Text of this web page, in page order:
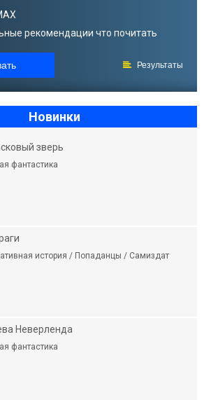
рекомендации что почитать
Результаты
Новинки
зверь
фантастика
история / Попаданцы / Самиздат
Неверленда
фантастика